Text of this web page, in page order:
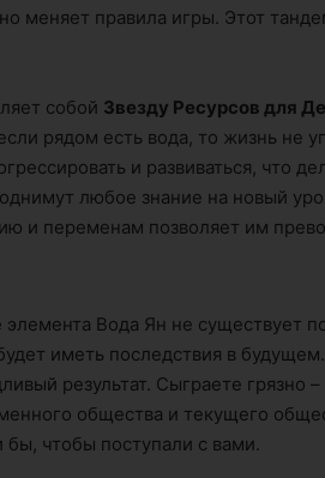
меняет правила игры. Этот
собой Звезду Ресурсов для
рядом есть вода, то жизнь не
и развиваться, что
любое знание на новый
и переменам позволяет им
элемента Вода Ян не существует
иметь последствия в
результат. Сыграете грязно
общества и текущего
бы, чтобы поступали с вами.